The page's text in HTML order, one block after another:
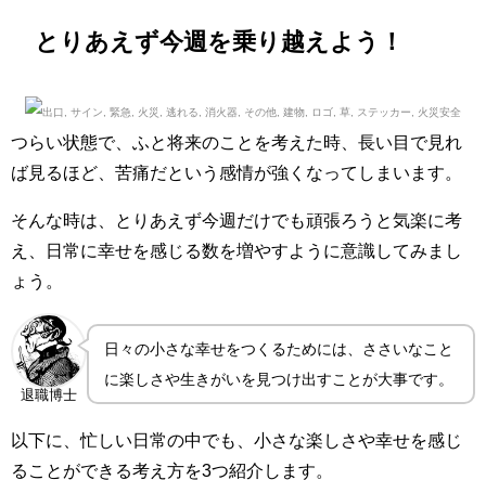
とりあえず今週を乗り越えよう！
つらい状態で、ふと将来のことを考えた時、長い目で見れ
ば見るほど、苦痛だという感情が強くなってしまいます。
そんな時は、とりあえず今週だけでも頑張ろうと気楽に考
え、日常に幸せを感じる数を増やすように意識してみまし
ょう。
退職博士
日々の小さな幸せをつくるためには、ささいなこと
に楽しさや生きがいを見つけ出すことが大事です。
以下に、忙しい日常の中でも、小さな楽しさや幸せを感じ
ることができる考え方を3つ紹介します。